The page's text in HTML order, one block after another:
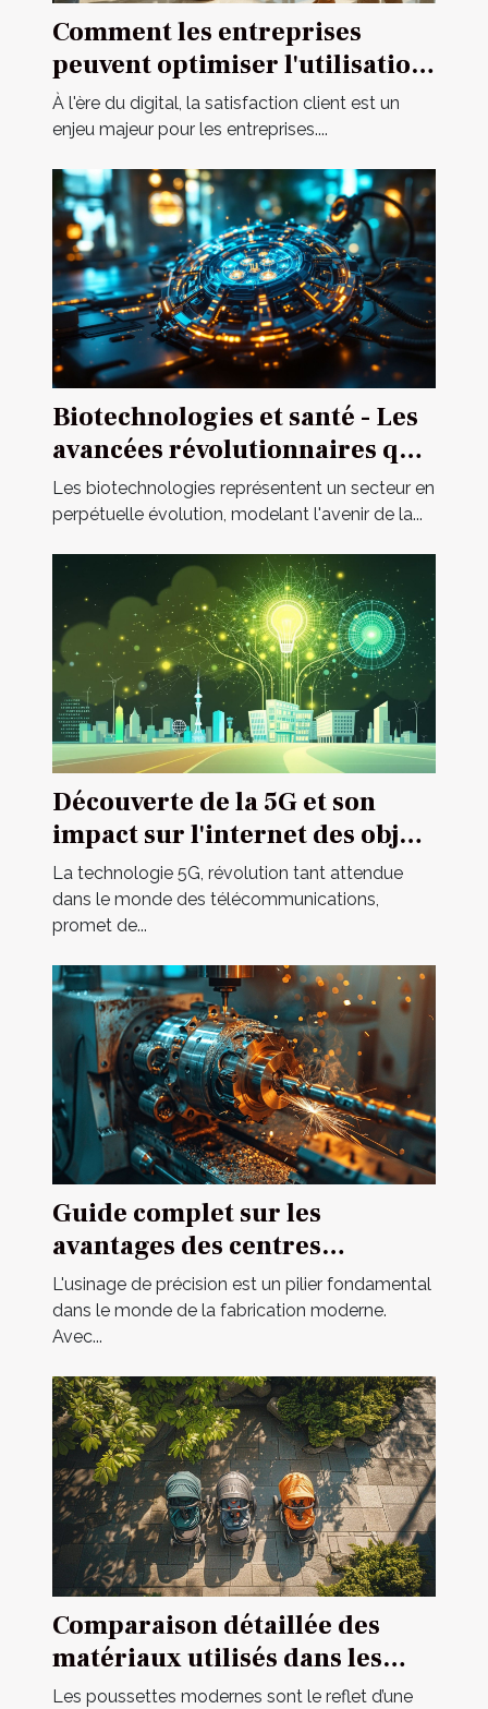
Comment les entreprises
peuvent optimiser l'utilisation
d'assistants IA pour le service
client
À l'ère du digital, la satisfaction client est un
enjeu majeur pour les entreprises....
Biotechnologies et santé - Les
avancées révolutionnaires qui
changent la médecine
Les biotechnologies représentent un secteur en
perpétuelle évolution, modelant l'avenir de la...
Découverte de la 5G et son
impact sur l'internet des objets
avantages et défis
La technologie 5G, révolution tant attendue
dans le monde des télécommunications,
promet de...
Guide complet sur les
avantages des centres
d'usinage multi-axes
L'usinage de précision est un pilier fondamental
dans le monde de la fabrication moderne.
Avec...
Comparaison détaillée des
matériaux utilisés dans les
poussettes modernes
Les poussettes modernes sont le reflet d’une